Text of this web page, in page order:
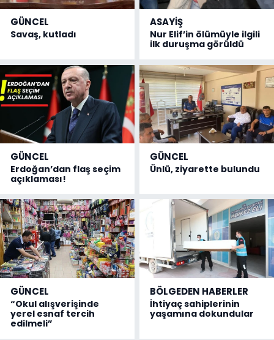
GÜNCEL
Savaş, kutladı
ASAYİŞ
Nur Elif’in ölümüyle ilgili
ilk duruşma görüldü
GÜNCEL
Erdoğan’dan flaş seçim
açıklaması!
GÜNCEL
Ünlü, ziyarette bulundu
GÜNCEL
“Okul alışverişinde
yerel esnaf tercih
edilmeli”
BÖLGEDEN HABERLER
İhtiyaç sahiplerinin
yaşamına dokundular